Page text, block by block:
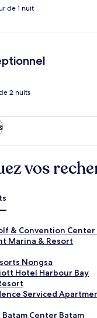
de 1 nuit
2 nuits
vos
& Convention Center
Marina & Resort
Nongsa
Hotel Harbour Bay
Serviced
Center Batam